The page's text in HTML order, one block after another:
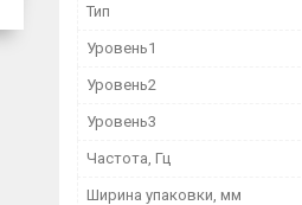
Тип
Уровень1
Уровень2
Уровень3
Частота, Гц
Ширина упаковки, мм